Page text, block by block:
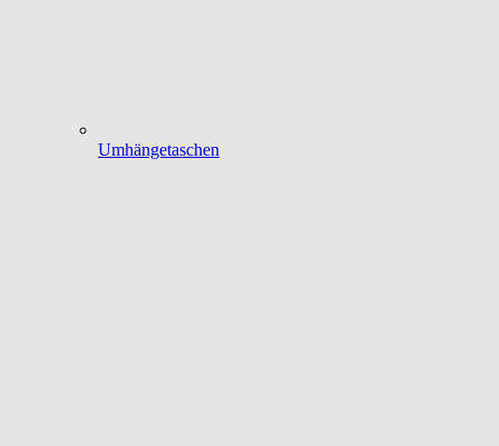
Umhängetaschen